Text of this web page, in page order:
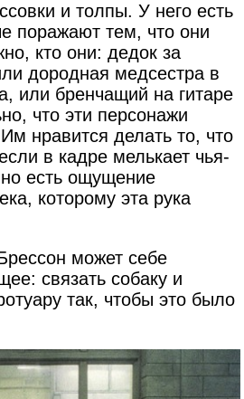
и толпы. У него есть
поражают тем, что они
кто они: дедок за
дородная медсестра в
или бренчащий на гитаре
что эти персонажи
нравится делать то, что
в кадре мелькает чья-
есть ощущение
которому эта рука
может себе
связать собаку и
так, чтобы это было